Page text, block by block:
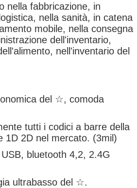
nella fabbricazione, in
nella sanità, in catena
mobile, nella consegna
dell'inventario,
nell'inventario del
del ☆, comoda
tutti i codici a barre della
1D 2D nel mercato. (3mil)
bluetooth 4,2, 2.4G
ultrabasso del ☆.